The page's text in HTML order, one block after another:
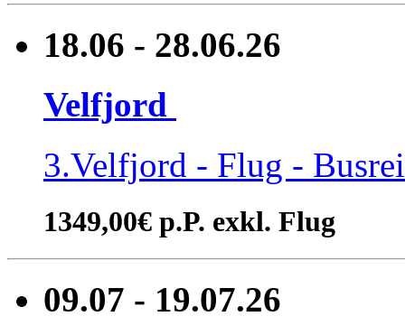
18.06 - 28.06.26
Velfjord
3.Velfjord - Flug -
1349,00€ p.P. exkl. Flug
09.07 - 19.07.26